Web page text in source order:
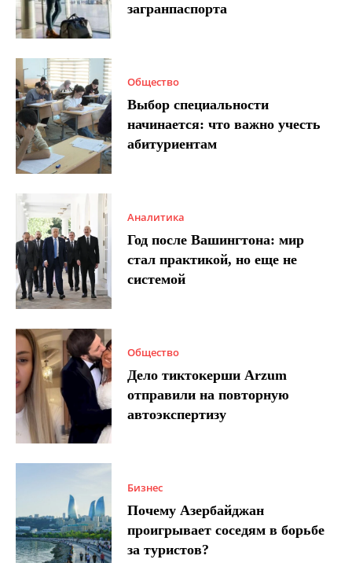
загранпаспорта
Общество
Выбор специальности
начинается: что важно учесть
абитуриентам
Аналитика
Год после Вашингтона: мир
стал практикой, но еще не
системой
Общество
Дело тиктокерши Arzum
отправили на повторную
автоэкспертизу
Бизнес
Почему Азербайджан
проигрывает соседям в борьбе
за туристов?